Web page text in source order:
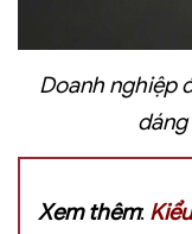
Doanh nghiệp
Xem thêm: